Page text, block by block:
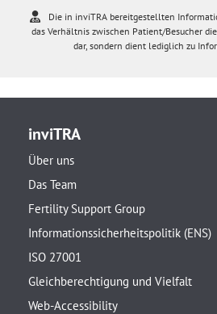
Die in inviTRA bereitgestellten
das Verhältnis zwischen Patient/Besucher
dar, sondern dient lediglich zu
inviTRA
Über uns
Das Team
Fertility Support Group
Informationssicherheitspolitik (ENS)
ISO 27001
Gleichberechtigung und Vielfalt
Web-Accessibility